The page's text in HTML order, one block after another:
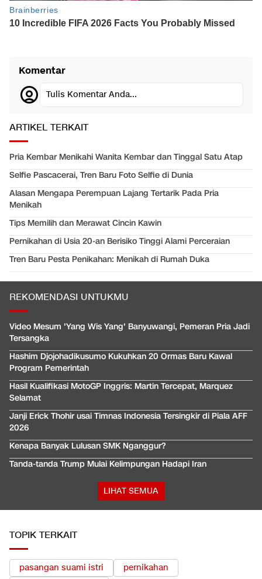
Komentar
Tulis Komentar Anda...
ARTIKEL TERKAIT
Pria Kembar Menikahi Wanita Kembar dan Tinggal Satu Atap
Selfie Pascacerai, Tren Baru Foto Selfie di Dunia
Alasan Mengapa Perempuan Lajang Tertarik Pada Pria
Menikah
Tips Memilih dan Merawat Cincin Kawin
Pernikahan di Usia 20-an Berisiko Tinggi Alami Perceraian
Tren Baru Pesta Penikahan: Menikah di Rumah Duka
REKOMENDASI UNTUKMU
Video Mesum 'Yang Wis Yang' Banyuwangi, Pemeran Pria Jadi
Tersangka
Hashim Djojohadikusumo Kukuhkan 20 Ormas Baru Kawal
Program Pemerintah
Hasil Kualifikasi MotoGP Inggris: Martin Tercepat, Marquez
Selamat
Janji Erick Thohir usai Timnas Indonesia Tersingkir di Piala AFF
2026
Kenapa Banyak Lulusan SMK Nganggur?
Tanda-tanda Trump Mulai Kelimpungan Hadapi Iran
LIHAT SEMUA
TOPIK TERKAIT
pasangan suami istri
pernikahan